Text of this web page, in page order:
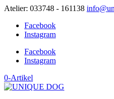
Atelier: 033748 - 161138
Facebook
Instagram
Facebook
Instagram
0-Artikel